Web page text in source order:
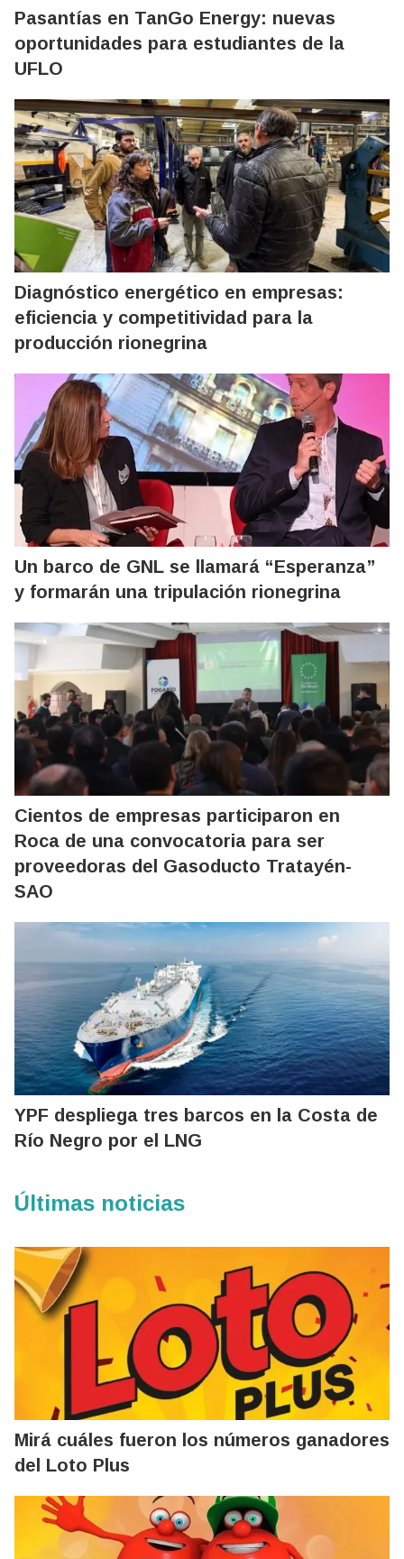
Pasantías en TanGo Energy: nuevas
oportunidades para estudiantes de la
UFLO
Diagnóstico energético en empresas:
eficiencia y competitividad para la
producción rionegrina
Un barco de GNL se llamará “Esperanza”
y formarán una tripulación rionegrina
Cientos de empresas participaron en
Roca de una convocatoria para ser
proveedoras del Gasoducto Tratayén-
SAO
YPF despliega tres barcos en la Costa de
Río Negro por el LNG
Últimas noticias
Mirá cuáles fueron los números ganadores
del Loto Plus